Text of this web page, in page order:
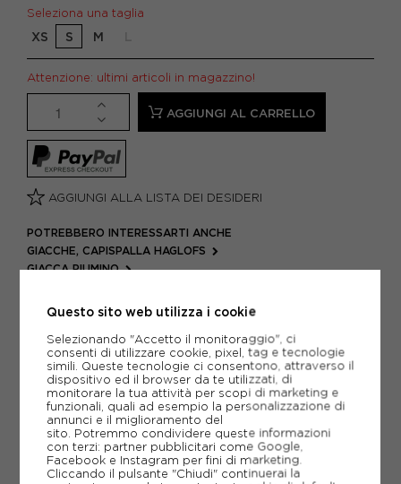
Seleziona una taglia
XS S M
Attenzione: ultimi articoli in magazzino!
AGGIUNGI AL CARRELLO
AGGIUNGI ALLA LISTA DEI DESIDERI
POTREBBERO INTERESSARTI ANCHE
GIACCHE, CAPISPALLA HAGLOFS
GIACCA PIUMINO
METODI DI PAGAMENTO
PIÙ INFORMAZIONI
SCHEDA TECNICA
GUIDA ALLE TAGLIE
Questo sito web utilizza i cookie
Selezionando "Accetto il monitoraggio", ci
consenti di utilizzare cookie, pixel, tag e tecnologie
simili. Queste tecnologie ci consentono, attraverso il
dispositivo ed il browser da te utilizzati, di
monitorare la tua attività per scopi di marketing e
funzionali, quali ad esempio la personalizzazione di
annunci e il miglioramento del
sito. Potremmo condividere queste informazioni
con terzi: partner pubblicitari come Google,
Facebook e Instagram per fini di marketing.
Cliccando il pulsante "Chiudi" continuerai la